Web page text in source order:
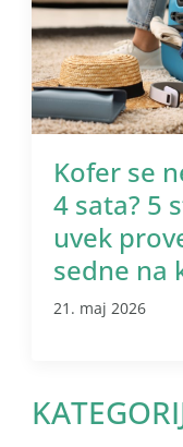
Kofer se
4 sata? 5
uvek
sedne na
21. maj 2026